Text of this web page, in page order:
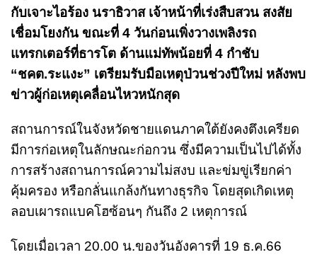
กับเจาะไอร้อง นราธิวาส เจ้าหน้าที่เร่งสืบสวน สงสัย
เชื่อมโยงกัน ขณะที่ 4 วันก่อนเพิ่งวางเพลิงรถ
แทรกเตอร์ที่ธารโต ด้านแม่ทัพน้อยที่ 4 กำชับ
“ชคต.ระแงะ” เตรียมรับมือเหตุป่วนช่วงปีใหม่ หลังพบ
ข่าวผู้ก่อเหตุเคลื่อนไหวหนักสุด
สถานการณ์ในจังหวัดชายแดนภาคใต้ยังคงตึงเครียด
มีการก่อเหตุในลักษณะก่อกวน ซึ่งมีความเป็นไปได้ทั้ง
การสร้างสถานการณ์ความไม่สงบ และข่มขู่เรียกค่า
คุ้มครอง หรือกลั่นแกล้งกันทางธุรกิจ โดยสุดเกิดเหตุ
ลอบเผารถแบคโฮซ้อนๆ กันถึง 2 เหตุการณ์
โดยเมื่อเวลา 20.00 น.ของวันอังคารที่ 19 ธ.ค.66